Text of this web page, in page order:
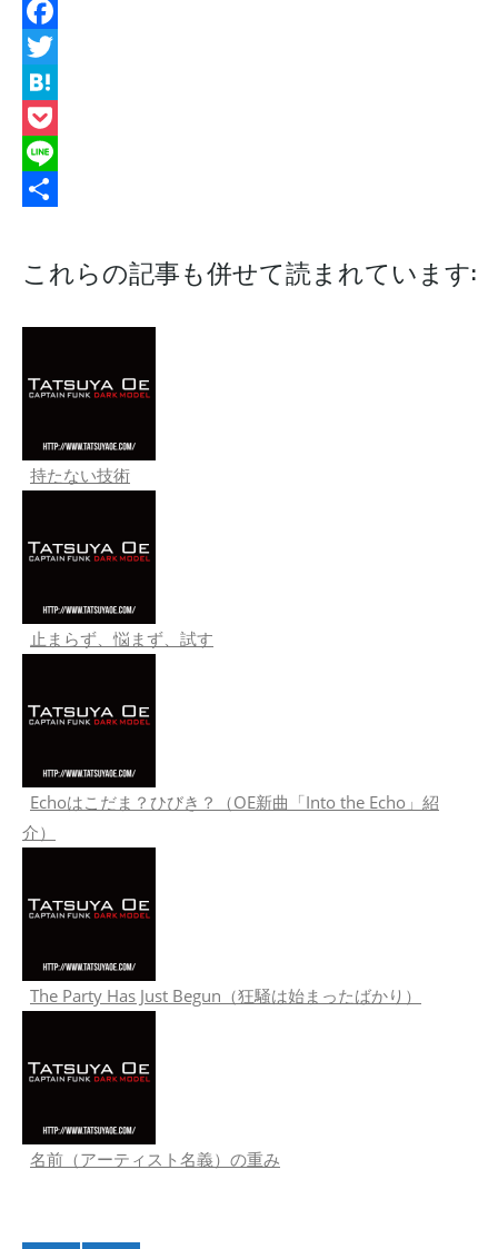
Facebook
Twitter
Hatena
Pocket
Line
有
これらの記事も併せて読まれています:
持たない技術
止まらず、悩まず、試す
Echoはこだま？ひびき？（OE新曲「Into the Echo」紹
介）
The Party Has Just Begun（狂騒は始まったばかり）
名前（アーティスト名義）の重み